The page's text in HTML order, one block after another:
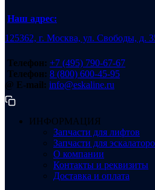
Наш адрес:
125362, г. Москва, ул. Свободы, д.
Телефон: +7 (495) 790-67-67
Телефон: 8 (800) 600-45-95
@ E-mail: info@eskaline.ru
ИНФОРМАЦИЯ
Запчасти для лифтов
Запчасти для
О компании
Контакты и реквизиты
Доставка и оплата